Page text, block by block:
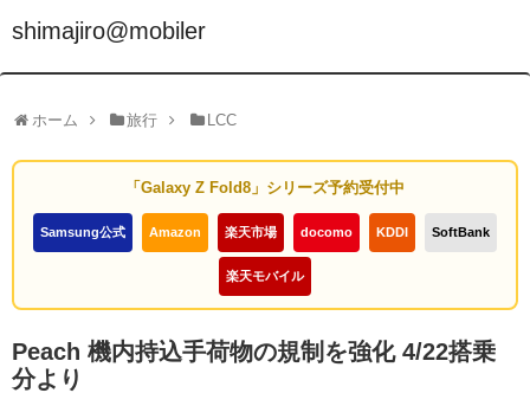
shimajiro@mobiler
ホーム 旅行 LCC
「Galaxy Z Fold8」シリーズ予約受付中
Samsung公式 Amazon 楽天市場 docomo KDDI SoftBank
楽天モバイル
Peach 機内持込手荷物の規制を強化 4/22搭乗
分より